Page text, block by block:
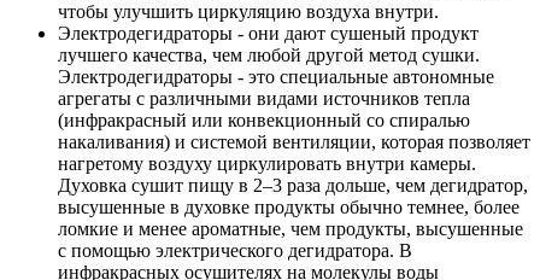
чтобы улучшить циркуляцию воздуха внутри.
Электродегидраторы - они дают сушеный продукт
лучшего качества, чем любой другой метод сушки.
Электродегидраторы - это специальные автономные
агрегаты с различными видами источников тепла
(инфракрасный или конвекционный со спиралью
накаливания) и системой вентиляции, которая позволяет
нагретому воздуху циркулировать внутри камеры.
Духовка сушит пищу в 2–3 раза дольше, чем дегидратор,
высушенные в духовке продукты обычно темнее, более
ломкие и менее ароматные, чем продукты, высушенные
с помощью электрического дегидратора. В
инфракрасных осушителях на молекулы воды